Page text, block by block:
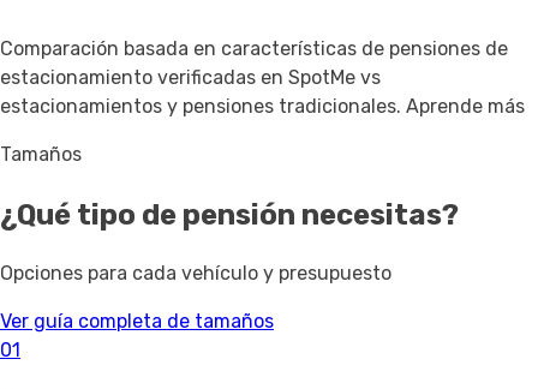
Comparación basada en características de pensiones de
estacionamiento verificadas en SpotMe vs
estacionamientos y pensiones tradicionales. Aprende más
Tamaños
¿Qué tipo de pensión necesitas?
Opciones para cada vehículo y presupuesto
Ver guía completa de tamaños
01